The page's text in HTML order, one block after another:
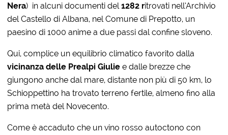
Nera) in alcuni documenti del 1282 ritrovati nell’Archivio
del Castello di Albana, nel Comune di Prepotto, un
paesino di 1000 anime a due passi dal confine sloveno.
Qui, complice un equilibrio climatico favorito dalla
vicinanza delle Prealpi Giulie e dalle brezze che
giungono anche dal mare, distante non più di 50 km, lo
Schioppettino ha trovato terreno fertile, almeno fino alla
prima metà del Novecento.
Come è accaduto che un vino rosso autoctono con